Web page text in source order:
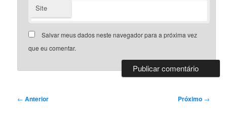
Site
Salvar meus dados neste navegador para a próxima vez
que eu comentar.
Navegação
← Anterior Próximo →